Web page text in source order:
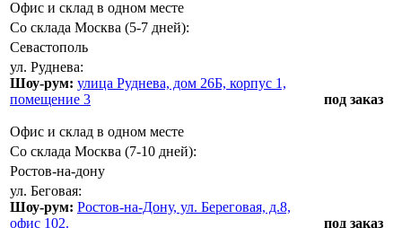
Офис и склад в одном месте
Со склада Москва (5-7 дней):
Севастополь
ул. Руднева:
Шоу-рум: улица Руднева, дом 26Б, корпус 1,
помещение 3
Офис и склад в одном месте
под заказ
Со склада Москва (7-10 дней):
Ростов-на-дону
ул. Беговая:
Шоу-рум: Ростов-на-Дону, ул. Береговая, д.8,
офис 102.
под заказ